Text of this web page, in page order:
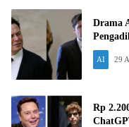
Drama
AI 29
Rp